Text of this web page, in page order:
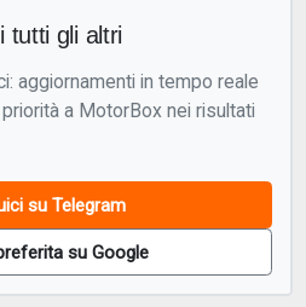
tutti gli altri
aggiornamenti in tempo reale
a MotorBox nei risultati
su Telegram
su Google